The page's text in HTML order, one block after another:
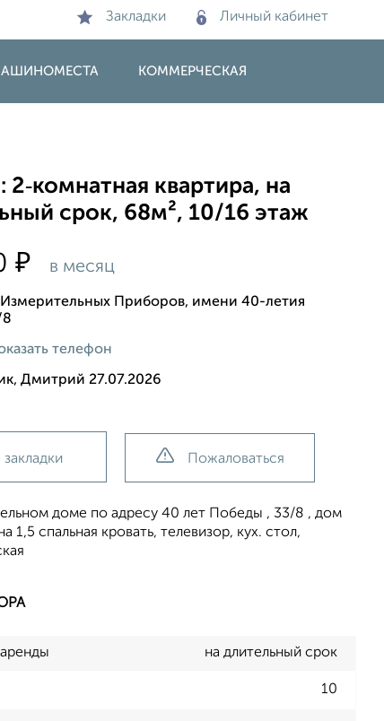
Закладки Личный кабинет
КОММЕРЧЕСКАЯ
2‑комнатная квартира, на
срок, 68м², 10/16 этаж
₽ в месяц
Приборов, имени 40-летия
8
телефон
Дмитрий 27.07.2026
закладки Пожаловаться
доме по адресу 40 лет Победы , 33/8 , дом
спальная кровать, телевизор, кух. стол,
на длительный срок
10